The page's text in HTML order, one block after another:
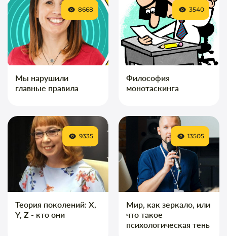
Мы нарушили
главные правила
8668
Философия
монотаскинга
3540
Теория поколений: X,
Y, Z - кто они
9335
Мир, как зеркало, или
что такое
психологическая тень
13505